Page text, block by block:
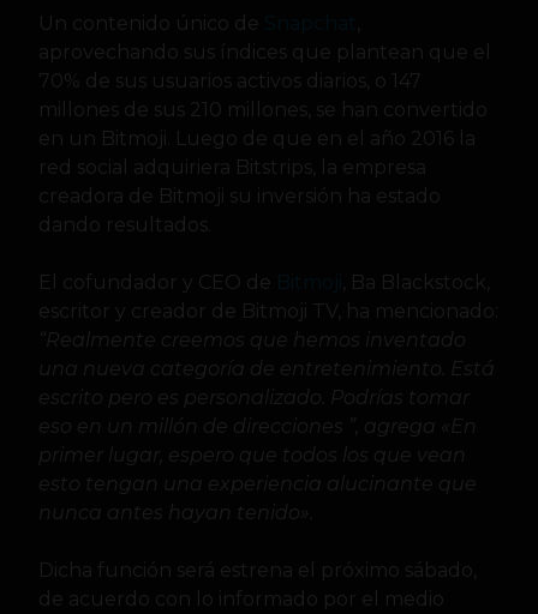
Un contenido único de
aprovechando sus índices que plantean que el
70% de sus usuarios activos diarios, o 147
millones de sus 210 millones, se han convertido
en un Bitmoji. Luego de que en el año 2016 la
red social adquiriera Bitstrips, la empresa
creadora de Bitmoji su inversión ha estado
dando resultados.
El cofundador y CEO de
, Ba Blackstock,
escritor y creador de Bitmoji TV, ha mencionado:
“Realmente creemos que hemos inventado
una nueva categoría de entretenimiento. Está
escrito pero es personalizado. Podrías tomar
eso en un millón de direcciones ”, agrega «En
primer lugar, espero que todos los que vean
esto tengan una experiencia alucinante que
nunca antes hayan tenido».
Dicha función será estrena el próximo sábado,
de acuerdo con lo informado por el medio